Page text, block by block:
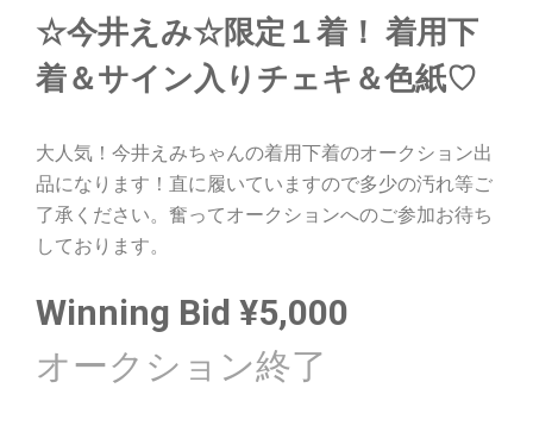
☆今井えみ☆限定１着！ 着用下
着＆サイン入りチェキ＆色紙♡
大人気！今井えみちゃんの着用下着のオークション出
品になります！直に履いていますので多少の汚れ等ご
了承ください。奮ってオークションへのご参加お待ち
しております。
Winning Bid ¥5,000